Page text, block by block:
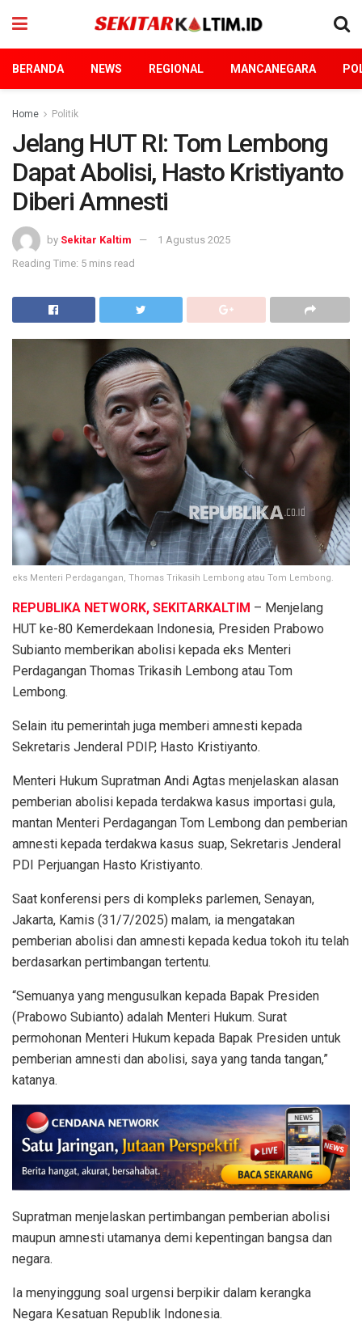
BERANDA NEWS REGIONAL MANCANEGARA
Home Politik
Jelang HUT RI: Tom Lembong
Dapat Abolisi, Hasto Kristiyanto
Diberi Amnesti
by Sekitar Kaltim
1 Agustus 2025
Reading Time: 5 mins read
eks Menteri Perdagangan, Thomas Trikasih Lembong atau Tom Lembong.
REPUBLIKA NETWORK, SEKITARKALTIM – Menjelang
HUT ke-80 Kemerdekaan Indonesia, Presiden Prabowo
Subianto memberikan abolisi kepada eks Menteri
Perdagangan Thomas Trikasih Lembong atau Tom
Lembong.
Selain itu pemerintah juga memberi amnesti kepada
Sekretaris Jenderal PDIP, Hasto Kristiyanto.
Menteri Hukum Supratman Andi Agtas menjelaskan alasan
pemberian abolisi kepada terdakwa kasus importasi gula,
mantan Menteri Perdagangan Tom Lembong dan pemberian
amnesti kepada terdakwa kasus suap, Sekretaris Jenderal
PDI Perjuangan Hasto Kristiyanto.
Saat konferensi pers di kompleks parlemen, Senayan,
Jakarta, Kamis (31/7/2025) malam, ia mengatakan
pemberian abolisi dan amnesti kepada kedua tokoh itu telah
berdasarkan pertimbangan tertentu.
“Semuanya yang mengusulkan kepada Bapak Presiden
(Prabowo Subianto) adalah Menteri Hukum. Surat
permohonan Menteri Hukum kepada Bapak Presiden untuk
pemberian amnesti dan abolisi, saya yang tanda tangan,”
katanya.
Supratman menjelaskan pertimbangan pemberian abolisi
maupun amnesti utamanya demi kepentingan bangsa dan
negara.
Ia menyinggung soal urgensi berpikir dalam kerangka
Negara Kesatuan Republik Indonesia.